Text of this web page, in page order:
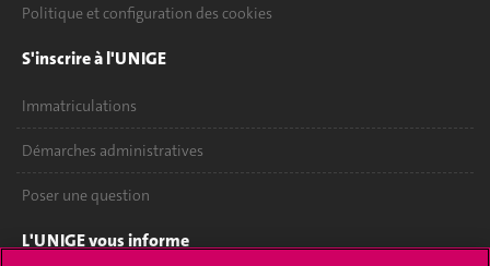
Politique et configuration des cookies
S'inscrire à l'UNIGE
Immatriculations
Démarches administratives
Poser une question
L'UNIGE vous informe